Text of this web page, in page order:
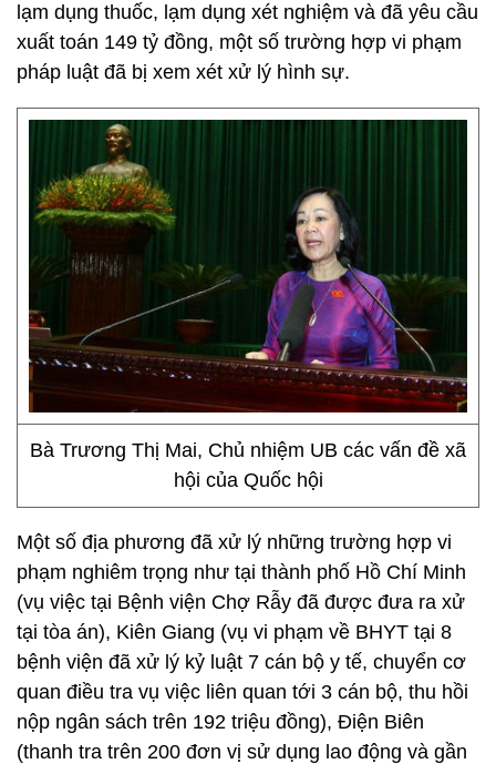
lạm dụng thuốc, lạm dụng xét nghiệm và đã yêu cầu
xuất toán 149 tỷ đồng, một số trường hợp vi phạm
pháp luật đã bị xem xét xử lý hình sự.
Bà Trương Thị Mai, Chủ nhiệm UB các vấn đề xã
hội của Quốc hội
Một số địa phương đã xử lý những trường hợp vi
phạm nghiêm trọng như tại thành phố Hồ Chí Minh
(vụ việc tại Bệnh viện Chợ Rẫy đã được đưa ra xử
tại tòa án), Kiên Giang (vụ vi phạm về BHYT tại 8
bệnh viện đã xử lý kỷ luật 7 cán bộ y tế, chuyển cơ
quan điều tra vụ việc liên quan tới 3 cán bộ, thu hồi
nộp ngân sách trên 192 triệu đồng), Điện Biên
(thanh tra trên 200 đơn vị sử dụng lao động và gần